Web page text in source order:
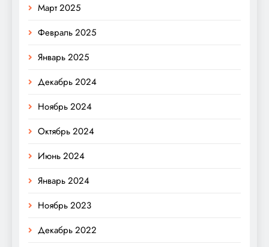
Март 2025
Февраль 2025
Январь 2025
Декабрь 2024
Ноябрь 2024
Октябрь 2024
Июнь 2024
Январь 2024
Ноябрь 2023
Декабрь 2022